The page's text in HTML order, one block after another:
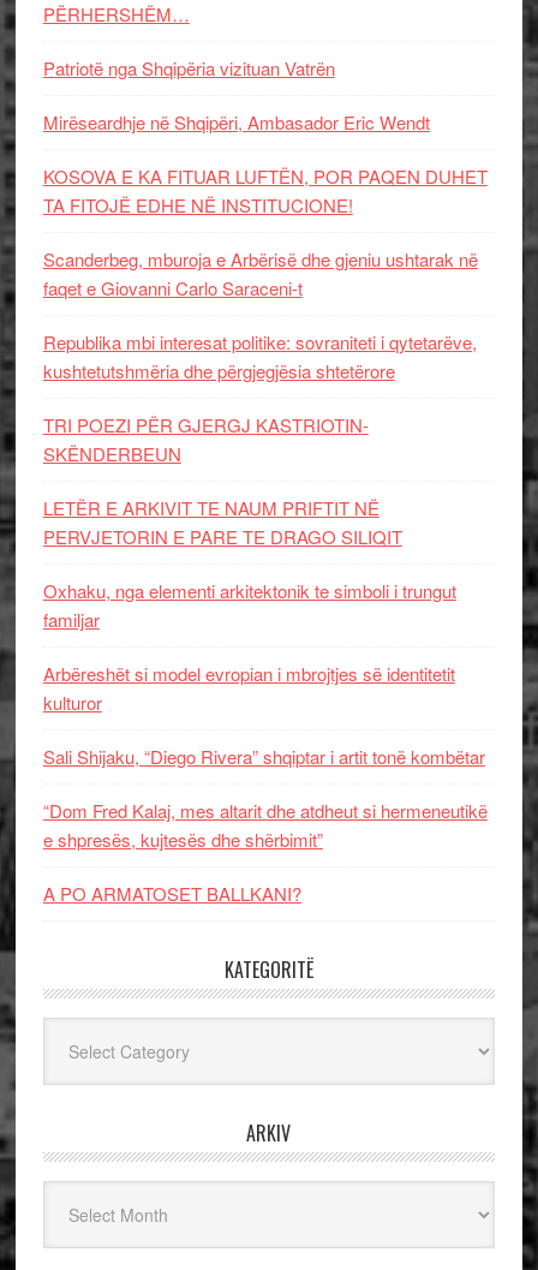
PËRHERSHËM…
Patriotë nga Shqipëria vizituan Vatrën
Mirëseardhje në Shqipëri, Ambasador Eric Wendt
KOSOVA E KA FITUAR LUFTËN, POR PAQEN DUHET
TA FITOJË EDHE NË INSTITUCIONE!
Scanderbeg, mburoja e Arbërisë dhe gjeniu ushtarak në
faqet e Giovanni Carlo Saraceni-t
Republika mbi interesat politike: sovraniteti i qytetarëve,
kushtetutshmëria dhe përgjegjësia shtetërore
TRI POEZI PËR GJERGJ KASTRIOTIN-
SKËNDERBEUN
LETËR E ARKIVIT TE NAUM PRIFTIT NË
PERVJETORIN E PARE TE DRAGO SILIQIT
Oxhaku, nga elementi arkitektonik te simboli i trungut
familjar
Arbëreshët si model evropian i mbrojtjes së identitetit
kulturor
Sali Shijaku, “Diego Rivera” shqiptar i artit tonë kombëtar
“Dom Fred Kalaj, mes altarit dhe atdheut si hermeneutikë
e shpresës, kujtesës dhe shërbimit”
A PO ARMATOSET BALLKANI?
KATEGORITË
ARKIV